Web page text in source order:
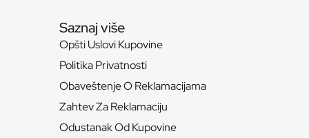
Saznaj više
Opšti Uslovi Kupovine
Politika Privatnosti
Obaveštenje O Reklamacijama
Zahtev Za Reklamaciju
Odustanak Od Kupovine